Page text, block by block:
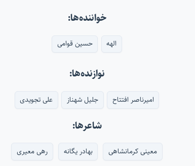
خواننده‌ها:
الهه حسین قوامی
نوازنده‌ها:
امیرناصر افتتاح جلیل شهناز علی تجویدی
شاعرها:
معینی کرمانشاهی بهادر یگانه رهی معیری